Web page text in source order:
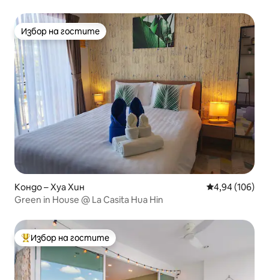
Избор на гостите
Избор на гостите
Кондо – Хуа Хин Средна
4,94 (106)
Green in House @ La Casita Hua Hin
Най-популярен избор на гостите
Избор на гостите